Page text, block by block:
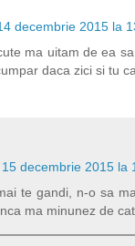
decembrie 2015 la
ma uitam de ea
daca zici si tu
15 decembrie 2015 la
te gandi, n-o sa
ma minunez de